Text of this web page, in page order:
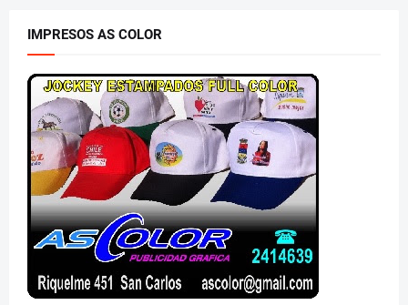
IMPRESOS AS COLOR